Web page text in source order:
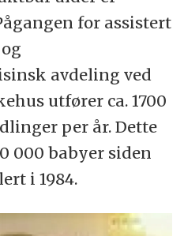
for assistert
avdeling ved
utfører ca. 1700
per år. Dette
000 babyer siden
i 1984.